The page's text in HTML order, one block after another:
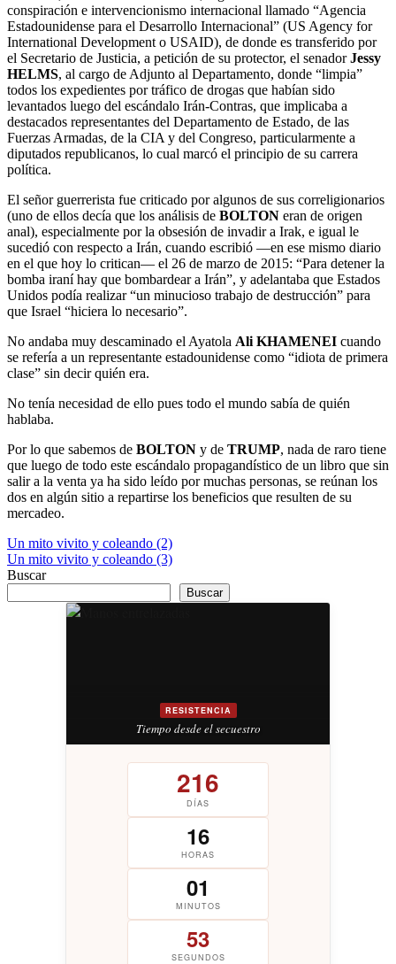
conspiración e intervencionismo internacional llamado “Agencia
Estadounidense para el Desarrollo Internacional” (US Agency for
International Development o USAID), de donde es transferido por
el Secretario de Justicia, a petición de su protector, el senadorJessy
HELMS, al cargo de Adjunto al Departamento, donde “limpia”
todos los expedientes por tráfico de drogas que habían sido
levantados luego del escándalo Irán-Contras, que implicaba a
destacados representantes del Departamento de Estado, de las
Fuerzas Armadas, de la CIA y del Congreso, particularmente a
diputados republicanos, lo cual marcó el principio de su carrera
política.
El señor guerrerista fue criticado por algunos de sus correligionarios
(uno de ellos decía que los análisis de BOLTON eran de origen
anal), especialmente por la obsesión de invadir a Irak, e igual le
sucedió con respecto a Irán, cuando escribió ―en ese mismo diario
en el que hoy lo critican― el 26 de marzo de 2015: “Para detener la
bomba iraní hay que bombardear a Irán”, y adelantaba que Estados
Unidos podía realizar “un minucioso trabajo de destrucción” para
que Israel “hiciera lo necesario”.
No andaba muy descaminado el Ayatola Ali KHAMENEI cuando
se refería a un representante estadounidense como “idiota de primera
clase” sin decir quién era.
No tenía necesidad de ello pues todo el mundo sabía de quién
hablaba.
Por lo que sabemos de BOLTON y de TRUMP, nada de raro tiene
que luego de todo este escándalo propagandístico de un libro que sin
salir a la venta ya ha sido leído por muchas personas, se reúnan los
dos en algún sitio a repartirse los beneficios que resulten de su
mercadeo.
Navegación
de
entradas
Un mito vivito y coleando (2)
Un mito vivito y coleando (3)
Buscar
Buscar
RESISTENCIA
Tiempo desde el secuestro
216
DÍAS
16
HORAS
01
MINUTOS
54
SEGUNDOS